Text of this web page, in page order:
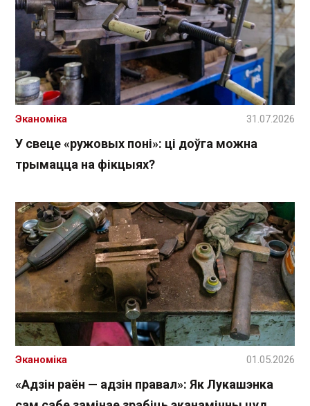
У свеце «ружовых поні»: ці доўга можна
трымацца на фікцыях?
Эканоміка 31.07.2026
«Адзін раён — адзін правал»: Як Лукашэнка
Эканоміка 01.05.2026